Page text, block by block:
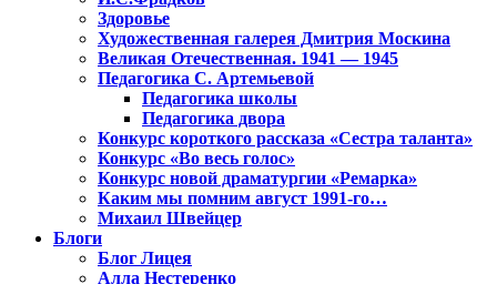
Здоровье
Художественная галерея Дмитрия Москина
Великая Отечественная. 1941 — 1945
Педагогика С. Артемьевой
Педагогика школы
Педагогика двора
Конкурс короткого рассказа «Сестра таланта»
Конкурс «Во весь голос»
Конкурс новой драматургии «Ремарка»
Каким мы помним август 1991-го…
Михаил Швейцер
Блоги
Блог Лицея
Алла Нестеренко